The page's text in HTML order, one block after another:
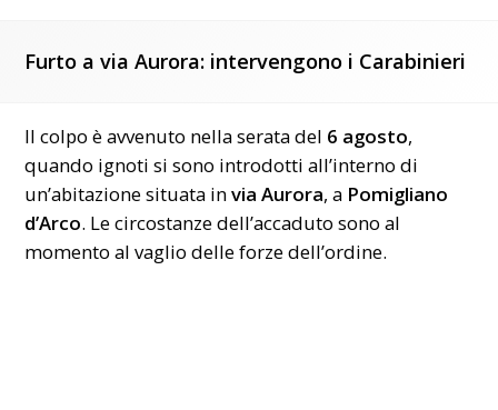
Furto a via Aurora: intervengono i Carabinieri
Il colpo è avvenuto nella serata del 6 agosto,
quando ignoti si sono introdotti all’interno di
un’abitazione situata invia Aurora, a Pomigliano
d’Arco. Le circostanze dell’accaduto sono al
momento al vaglio delle forze dell’ordine.